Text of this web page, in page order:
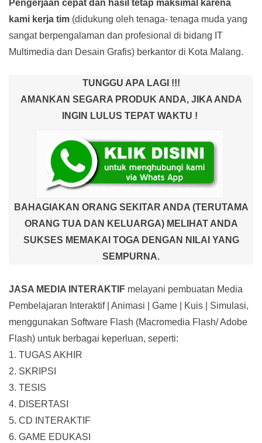
Pengerjaan cepat dan hasil tetap maksimal karena
kami kerja tim (didukung oleh tenaga- tenaga muda yang
sangat berpengalaman dan profesional di bidang IT
Multimedia dan Desain Grafis) berkantor di Kota Malang.
TUNGGU APA LAGI !!!
AMANKAN SEGARA PRODUK ANDA, JIKA ANDA
INGIN LULUS TEPAT WAKTU !
BAHAGIAKAN ORANG SEKITAR ANDA (TERUTAMA
ORANG TUA DAN KELUARGA) MELIHAT ANDA
SUKSES MEMAKAI TOGA DENGAN NILAI YANG
SEMPURNA.
JASA MEDIA INTERAKTIF melayani pembuatan Media
Pembelajaran Interaktif| Animasi | Game | Kuis | Simulasi,
menggunakan Software Flash (Macromedia Flash/ Adobe
Flash) untuk berbagai keperluan, seperti:
1. TUGAS AKHIR
2. SKRIPSI
3. TESIS
4. DISERTASI
5. CD INTERAKTIF
6. GAME EDUKASI